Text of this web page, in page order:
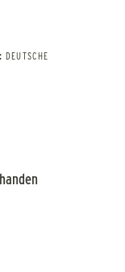
DEUTSCHE